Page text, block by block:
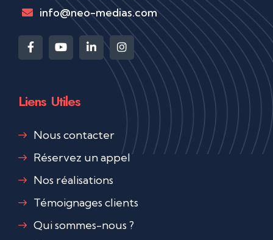
info@neo-medias.com
Liens Utiles
Nous contacter
Réservez un appel
Nos réalisations
Témoignages clients
Qui sommes-nous ?